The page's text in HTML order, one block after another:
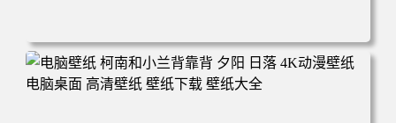
电脑壁纸 动漫 兔子朱迪 狐狸尼克 疯狂动物城 秋叶 秋天森
林 蓝天 4k壁纸 电脑桌面 高清壁纸 壁纸下载 壁纸大全